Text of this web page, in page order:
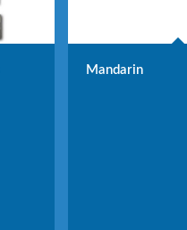
Mandarin